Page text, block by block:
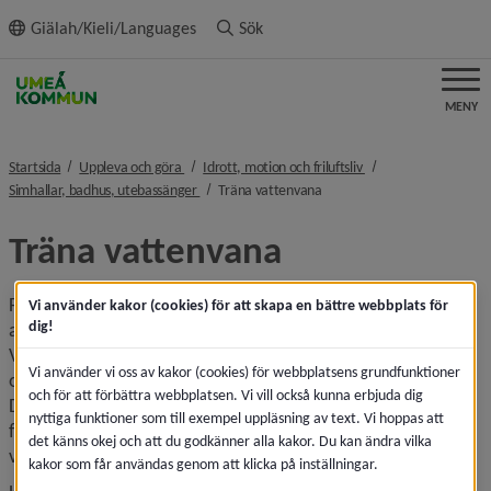
innehållet
Giälah/Kieli/Languages Sök
MENY
Startsida Uppleva och göra nivå i brödsmulenavigeringen
Idrott, motion och friluftsliv nivå i
Simhallar, badhus, utebassänger nivå i brödsmulenavigeringen
Träna vattenvananivå i brödsmulenavigeringen
Träna vattenvana
För att lära sig simma måste man börja med grunden som
all simkunskap bygger på, den kallas vattenvana.
Vattenvana handlar om att ha kunskap för att kunna
orientera sig i och under vatten på ett tryggt och säkert vis.
Det är viktigt att introducera vattenvana redan i tidig ålder
för att skapa förutsättningar att lära sig simma, och på så
vis minska risken för drunkningstillbud.
Vi använder kakor (cookies) för att skapa en bättre webbplats för
dig!
Vi använder vi oss av kakor (cookies) för webbplatsens grundfunktioner
och för att förbättra webbplatsen. Vi vill också kunna erbjuda dig
nyttiga funktioner som till exempel uppläsning av text. Vi hoppas att
det känns okej och att du godkänner alla kakor. Du kan ändra vilka
kakor som får användas genom att klicka på inställningar.